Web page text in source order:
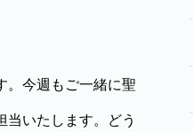
。今週もご一緒に聖
いたします。どう